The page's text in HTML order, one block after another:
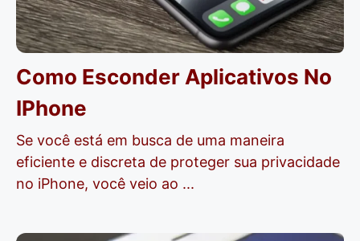
Como Esconder Aplicativos No
IPhone
Se você está em busca de uma maneira
eficiente e discreta de proteger sua privacidade
no iPhone, você veio ao ...